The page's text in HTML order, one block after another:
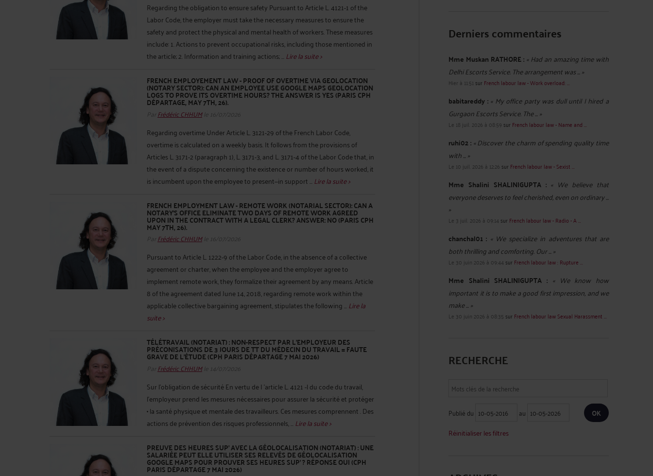
Regarding the obligation to ensure safety Pursuant to Article L. 4121-1 of the
Labor Code, the employer must take the necessary measures to ensure the
safety and protect the physical and mental health of workers. These measures
include: 1. Actions to prevent occupational risks, including those mentioned in
the article; 2. Information and training actions; ...Lire la suite >
FRENCH EMPLOYEMENT LAW - PROOF OF OVERTIME VIA GEOLOCATION
(NOTARY SECTOR): CAN AN EMPLOYEE USE GOOGLE MAPS GEOLOCATION
LOGS TO PROVE ITS OVERTIME HOURS? THE ANSWER IS YES (PARIS CPH
DÉPARTAGE, MAY 7TH, 26).
Par Frédéric CHHUMle 16/07/2026
Regarding overtime Under Article L. 3121-29 of the French Labor Code,
overtime is calculated on a weekly basis. It follows from the provisions of
Articles L. 3171-2 (paragraph 1), L. 3171-3, and L. 3171-4 of the Labor Code that, in
the event of a dispute concerning the existence or number of hours worked, it
is incumbent upon the employee to present—in support ...Lire la suite >
FRENCH EMPLOYMENT LAW - REMOTE WORK (NOTARIAL SECTOR): CAN A
NOTARY'S OFFICE ELIMINATE TWO DAYS OF REMOTE WORK AGREED
UPON IN THE CONTRACT WITH A LEGAL CLERK? ANSWER: NO (PARIS CPH
MAY 7TH, 26).
Par Frédéric CHHUMle 16/07/2026
Pursuant to Article L. 1222-9 of the Labor Code, in the absence of a collective
agreement or charter, when the employee and the employer agree to
implement remote work, they formalize their agreement by any means. Article
8 of the agreement dated June 14, 2018, regarding remote work within the
applicable collective bargaining agreement, stipulates the following ...Lire la
suite >
TÉLÉTRAVAIL (NOTARIAT) : NON-RESPECT PAR L'EMPLOYEUR DES
PRÉCONISATIONS DE 3 JOURS DE TT DU MÉDECIN DU TRAVAIL = FAUTE
GRAVE DE L’ÉTUDE (CPH PARIS DÉPARTAGE 7 MAI 2026)
Par Frédéric CHHUMle 14/07/2026
Sur l'obligation de sécurité En vertu de I 'article L. 4121 -l du code du travail,
l'employeur prend les mesures nécessaires pour assurer la sécurité et protéger
• la santé physique et mentale des travailleurs. Ces mesures comprennent . Des
actions de prévention des risques professionnels, ...Lire la suite >
PREUVE DES HEURES SUP’ AVEC LA GÉOLOCALISATION (NOTARIAT) : UNE
SALARIÉE PEUT ELLE UTILISER SES RELEVÉS DE GÉOLOCALISATION
GOOGLE MAPS POUR PROUVER SES HEURES SUP’ ? RÉPONSE OUI (CPH
PARIS DÉPARTAGE 7 MAI 2026)
Derniers commentaires
Mme Muskan RATHORE : « Had an amazing time with
Delhi Escorts Service. The arrangement was ... »
Hier à 11:51 sur French labour law - Work overload: ...
babitareddy : « My office party was dull until I hired a
Gurgaon Escorts Service. The ... »
Le 18 juil. 2026 à 08:59 sur French labour law - Name and ...
ruhi02 : « Discover the charm of spending quality time
with ... »
Le 10 juil. 2026 à 12:26 sur French labour law - Sexist ...
Mme Shalini SHALINIGUPTA : « We believe that
everyone deserves to feel cherished, even on ordinary ...
»
Le 3 juil. 2026 à 09:14 sur French labour law - Radio - A ...
chanchal01 : « We specialize in adventures that are
both thrilling and comforting. Our ... »
Le 30 juin 2026 à 09:44 sur French labour law : Rupture ...
Mme Shalini SHALINIGUPTA : « We know how
important it is to make a good first impression, and we
make ... »
Le 30 juin 2026 à 08:35 sur French labour law Sexual Harassment ...
RECHERCHE
Publié du
au
Réinitialiser les filtres